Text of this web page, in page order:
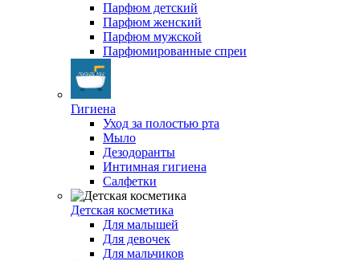
Парфюм детский
Парфюм женский
Парфюм мужской
Парфюмированные спреи
Гигиена
Уход за полостью рта
Мыло
Дезодоранты
Интимная гигиена
Салфетки
Детская косметика
Для малышей
Для девочек
Для мальчиков